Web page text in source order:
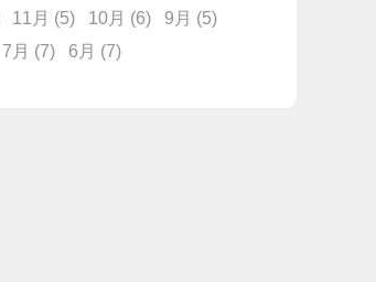
11月 (5) 10月 (6) 9月 (5)
7月 (7) 6月 (7)